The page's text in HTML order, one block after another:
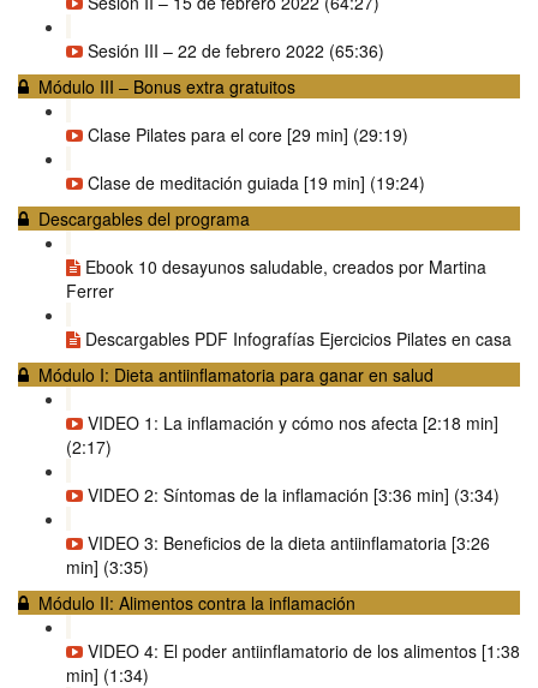
Sesión III – 22 de febrero 2022 (65:36)
Módulo III – Bonus extra gratuitos
Clase Pilates para el core [29 min] (29:19)
Clase de meditación guiada [19 min] (19:24)
Descargables del programa
Ebook 10 desayunos saludable, creados por Martina
Ferrer
Descargables PDF Infografías Ejercicios Pilates en casa
Módulo I: Dieta antiinflamatoria para ganar en salud
VIDEO 1: La inflamación y cómo nos afecta [2:18 min]
(2:17)
VIDEO 2: Síntomas de la inflamación [3:36 min] (3:34)
VIDEO 3: Beneficios de la dieta antiinflamatoria [3:26
min] (3:35)
Módulo II: Alimentos contra la inflamación
VIDEO 4: El poder antiinflamatorio de los alimentos [1:38
min] (1:34)